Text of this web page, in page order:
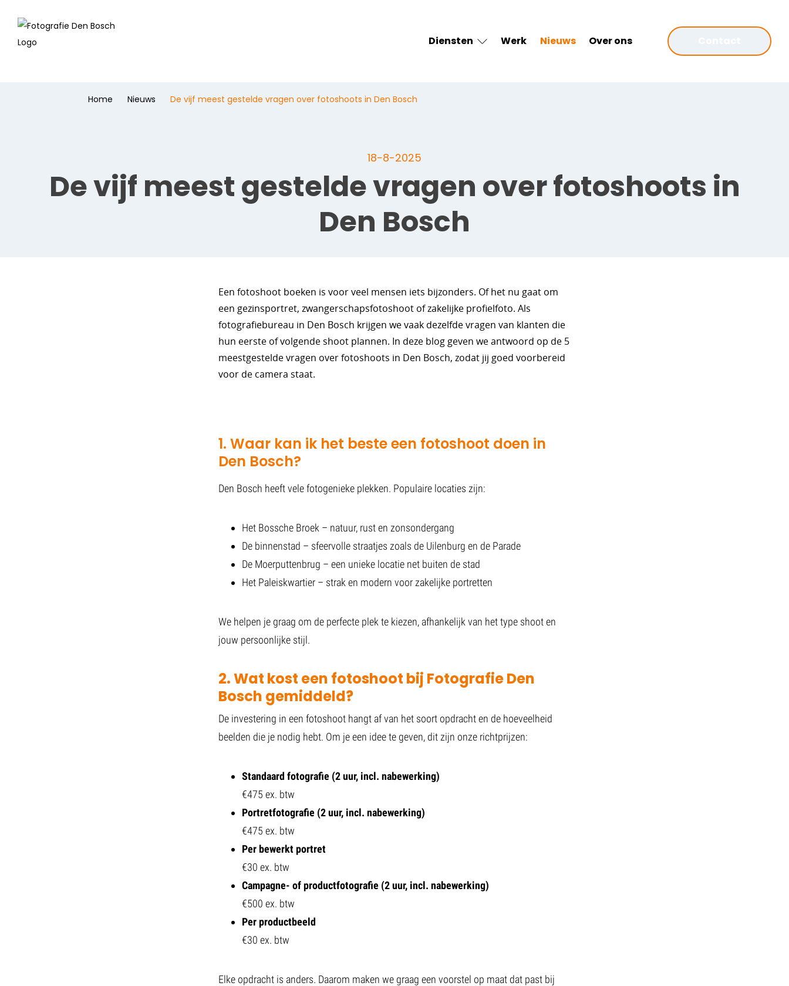
Diensten Werk Nieuws Over ons
Home Nieuws De vijf meest gestelde vragen over fotoshoots in Den Bosch
18-8-2025
De vijf meest gestelde vragen over fotoshoots in
Den Bosch
Een fotoshoot boeken is voor veel mensen iets bijzonders. Of het nu gaat om
een gezinsportret, zwangerschapsfotoshoot of zakelijke profielfoto. Als
fotografiebureau in Den Bosch krijgen we vaak dezelfde vragen van klanten die
hun eerste of volgende shoot plannen. In deze blog geven we antwoord op de 5
meestgestelde vragen over fotoshoots in Den Bosch, zodat jij goed voorbereid
voor de camera staat.
1. Waar kan ik het beste een fotoshoot doen in
Den Bosch?
Den Bosch heeft vele fotogenieke plekken. Populaire locaties zijn:
Het Bossche Broek – natuur, rust en zonsondergang
De binnenstad – sfeervolle straatjes zoals de Uilenburg en de Parade
De Moerputtenbrug – een unieke locatie net buiten de stad
Het Paleiskwartier – strak en modern voor zakelijke portretten
We helpen je graag om de perfecte plek te kiezen, afhankelijk van het type shoot en
jouw persoonlijke stijl.
2. Wat kost een fotoshoot bij Fotografie Den
Bosch gemiddeld?
De investering in een fotoshoot hangt af van het soort opdracht en de hoeveelheid
beelden die je nodig hebt. Om je een idee te geven, dit zijn onze richtprijzen:
Standaard fotografie (2 uur, incl. nabewerking)
€475 ex. btw
Portretfotografie (2 uur, incl. nabewerking)
€475 ex. btw
Per bewerkt portret
€30 ex. btw
Campagne- of productfotografie (2 uur, incl. nabewerking)
€500 ex. btw
Per productbeeld
€30 ex. btw
Elke opdracht is anders. Daarom maken we graag een voorstel op maat dat past bij